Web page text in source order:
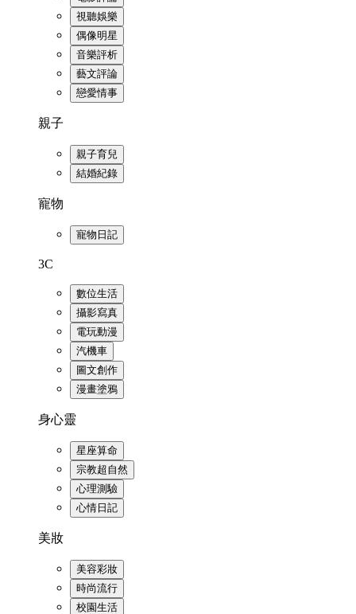
視聽娛樂
偶像明星
音樂評析
藝文評論
戀愛情事
親子
親子育兒
結婚紀錄
寵物
寵物日記
3C
數位生活
攝影寫真
電玩動漫
汽機車
圖文創作
漫畫塗鴉
身心靈
星座算命
宗教超自然
心理測驗
心情日記
美妝
美容彩妝
時尚流行
校園生活